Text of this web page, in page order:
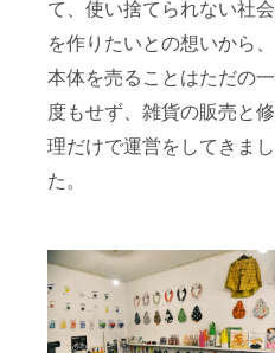
て、使い捨てられない社会
を作りたいとの想いから、
本体を売ることはただの一
度もせず、雑貨の販売と修
理だけで運営をしてきまし
た。